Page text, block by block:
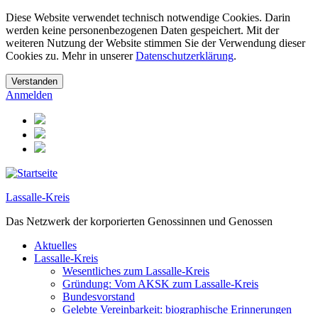
Diese Website verwendet technisch notwendige Cookies. Darin
werden keine personenbezogenen Daten gespeichert. Mit der
weiteren Nutzung der Website stimmen Sie der Verwendung dieser
Cookies zu. Mehr in unsererDatenschutzerklärung.
Anmelden
Lassalle-Kreis
Das Netzwerk der korporierten Genossinnen und Genossen
Aktuelles
Lassalle-Kreis
Wesentliches zum Lassalle-Kreis
Gründung: Vom AKSK zum Lassalle-Kreis
Bundesvorstand
Gelebte Vereinbarkeit: biographische Erinnerungen